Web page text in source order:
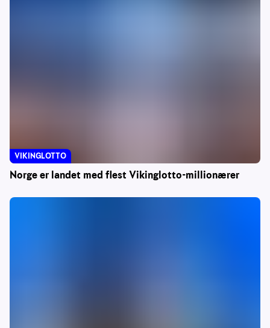
Norge er landet med flest Vikinglotto-millionærer
VIKINGLOTTO